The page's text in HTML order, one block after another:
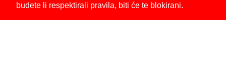
budete li respektirali pravila, biti će te blokirani.